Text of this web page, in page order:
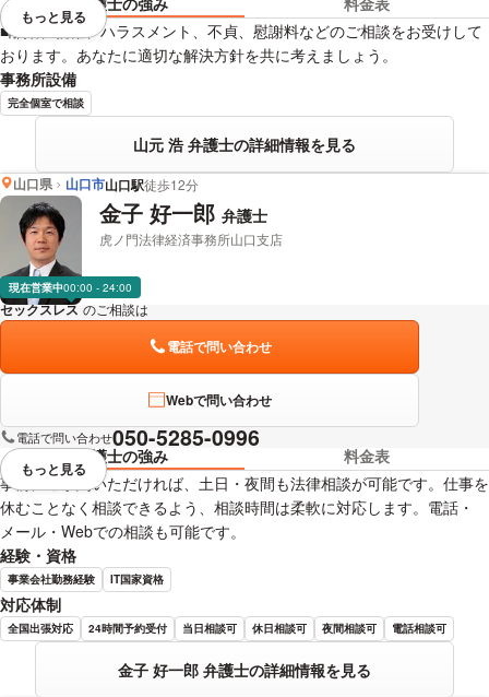
■離婚、親権、ハラスメント、不貞、慰謝料などのご相談をお受けして
おります。あなたに適切な解決方針を共に考えましょう。
事務所設備
完全個室で相談
山元 浩 弁護士の詳細情報を見る
視覚的に省略されている要素を
もっと見る
山口県 山口市山口駅徒歩12分
金子 好一郎 弁護士
虎ノ門法律経済事務所山口支店
現在営業中00:00 - 24:00
セックスレス のご相談は
電話で問い合わせ
Webで問い合わせ
電話で問い合わせ050-5285-0996
弁護士の強み
料金表
事前にご予約いただければ、土日・夜間も法律相談が可能です。仕事を
休むことなく相談できるよう、相談時間は柔軟に対応します。電話・
メール・Webでの相談も可能です。
経験・資格
事業会社勤務経験 IT国家資格
対応体制
全国出張対応 24時間予約受付 当日相談可 休日相談可 夜間相談可 電話相談可
金子 好一郎 弁護士の詳細情報を見る
視覚的に省略されている要素を
もっと見る